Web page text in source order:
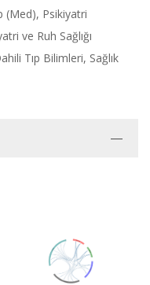
(Med), Psikiyatri
ve Ruh Sağlığı
Tıp Bilimleri, Sağlık